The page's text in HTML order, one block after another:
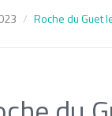
Roche du Guet